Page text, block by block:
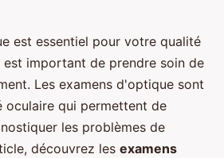
est essentiel pour votre qualité
est important de prendre soin de
Les examens d'optique sont
oculaire qui permettent de
les problèmes de
découvrez les examens